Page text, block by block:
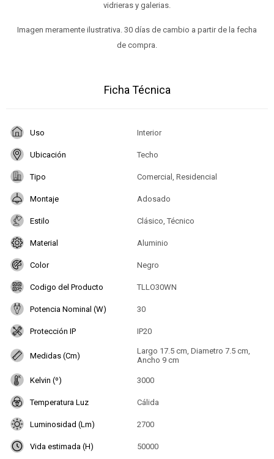
vidrieras y galerias.
Imagen meramente ilustrativa. 30 días de cambio a partir de la fecha
de compra.
Ficha Técnica
Uso Interior
Ubicación Techo
Tipo Comercial, Residencial
Montaje Adosado
Estilo Clásico, Técnico
Material Aluminio
Color Negro
Codigo del Producto TLLO30WN
Potencia Nominal (W) 30
Protección IP IP20
Medidas (Cm)
Largo 17.5 cm, Diametro 7.5 cm,
Ancho 9 cm
Kelvin (º) 3000
Temperatura Luz Cálida
Luminosidad (Lm) 2700
Vida estimada (H) 50000